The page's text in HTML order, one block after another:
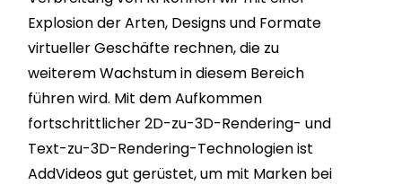
Explosion der Arten, Designs und Formate
virtueller Geschäfte rechnen, die zu
weiterem Wachstum in diesem Bereich
führen wird. Mit dem Aufkommen
fortschrittlicher 2D-zu-3D-Rendering- und
Text-zu-3D-Rendering-Technologien ist
AddVideos gut gerüstet, um mit Marken bei